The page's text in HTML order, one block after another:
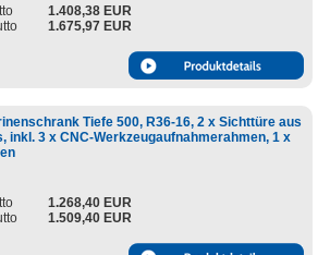
1.408,38 EUR
1.675,97 EUR
Tiefe 500, R36-16, 2 x Sichttüre aus
inkl. 3 x CNC-Werkzeugaufnahmerahmen, 1 x
1.268,40 EUR
1.509,40 EUR